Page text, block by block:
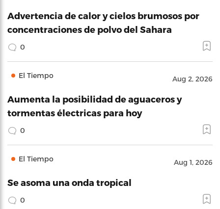
Advertencia de calor y cielos brumosos por
concentraciones de polvo del Sahara
0
El Tiempo Aug 2, 2026
Aumenta la posibilidad de aguaceros y
tormentas électricas para hoy
0
El Tiempo Aug 1, 2026
Se asoma una onda tropical
0